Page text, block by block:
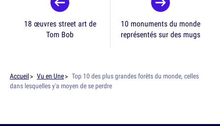
18 œuvres street art de
Tom Bob
10 monuments du monde
représentés sur des mugs
Accueil Vu en Une
Top 10 des plus grandes forêts du monde, celles
dans lesquelles y'a moyen de se perdre